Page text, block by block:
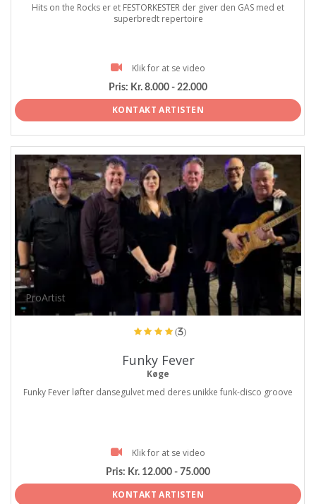
Hits on the Rocks er et FESTORKESTER der giver den GAS med et
superbredt repertoire
Klik for at se video
Pris: Kr. 8.000 - 22.000
KONTAKT ARTISTEN
ProArtist
(3)
Funky Fever
Køge
Funky Fever løfter dansegulvet med deres unikke funk-disco groove
Klik for at se video
Pris: Kr. 12.000 - 75.000
KONTAKT ARTISTEN